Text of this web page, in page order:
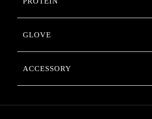
GLOVE
ACCESSORY